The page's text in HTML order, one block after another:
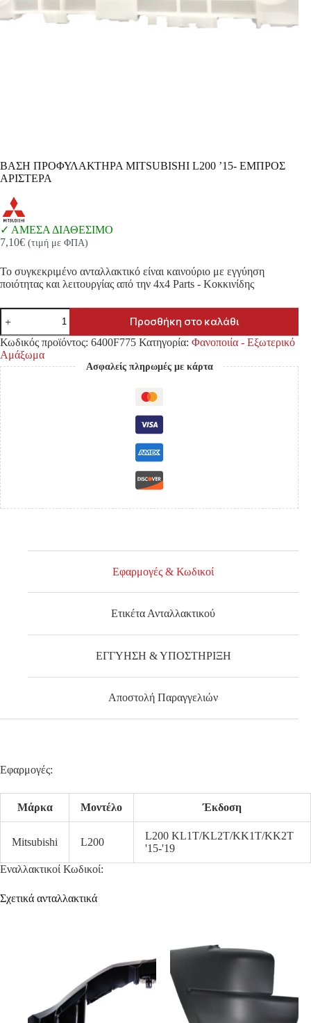
ΒΑΣΗ ΠΡΟΦΥΛΑΚΤΗΡΑ MITSUBISHI L200 ’15- ΕΜΠΡΟΣ
ΑΡΙΣΤΕΡΑ
ΑΜΕΣΑ ΔΙΑΘΕΣΙΜΟ
7,10€ (τιμή με ΦΠΑ)
Το συγκεκριμένο ανταλλακτικό είναι καινούριο με εγγύηση
ποιότητας και λειτουργίας από την 4x4 Parts - Κοκκινίδης
ΒΑΣΗ
ΠΡΟΦΥΛΑΚΤΗΡΑ
MITSUBISHI
L200
'15-
ΕΜΠΡΟΣ
ΑΡΙΣΤΕΡΑ
ποσότητα
Προσθήκη στο καλάθι
Κωδικός προϊόντος: 6400F775 Κατηγορία: Φανοποιία - Εξωτερικό
Αμάξωμα
Ασφαλείς πληρωμές με κάρτα
Εφαρμογές & Κωδικοί
Ετικέτα Ανταλλακτικού
ΕΓΓΥΗΣΗ & ΥΠΟΣΤΗΡΙΞΗ
Αποστολή Παραγγελιών
Εφαρμογές:
Μάρκα Μοντέλο Έκδοση
Mitsubishi L200
L200 KL1T/KL2T/KK1T/KK2T
'15-'19
Εναλλακτικοί Κωδικοί:
Σχετικά ανταλλακτικά